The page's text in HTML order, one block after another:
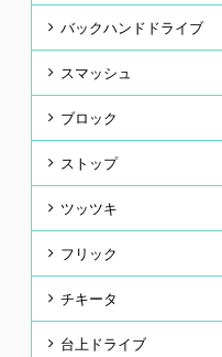
バックハンドドライブ
スマッシュ
ブロック
ストップ
ツッツキ
フリック
チキータ
台上ドライブ